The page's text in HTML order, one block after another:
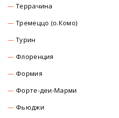
Террачина
Тремеццо (о.Комо)
Турин
Флоренция
Формия
Форте-деи-Марми
Фьюджи